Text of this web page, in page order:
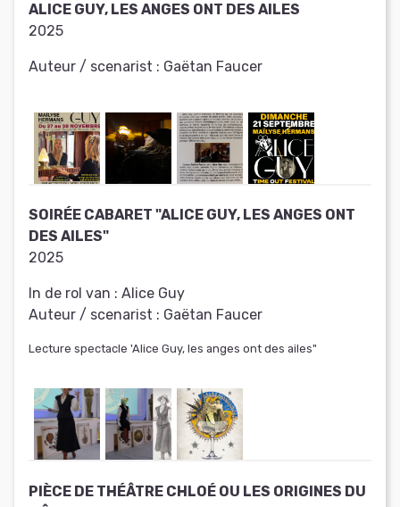
ALICE GUY, LES ANGES ONT DES AILES
2025
Auteur / scenarist : Gaëtan Faucer
SOIRÉE CABARET "ALICE GUY, LES ANGES ONT
DES AILES"
2025
In de rol van : Alice Guy
Auteur / scenarist : Gaëtan Faucer
Lecture spectacle 'Alice Guy, les anges ont des ailes"
PIÈCE DE THÉÂTRE CHLOÉ OU LES ORIGINES DU